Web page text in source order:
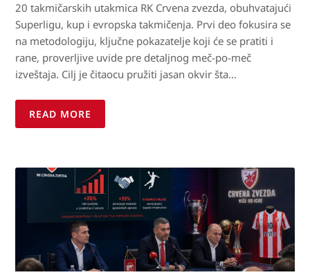
20 takmičarskih utakmica RK Crvena zvezda, obuhvatajući
Superligu, kup i evropska takmičenja. Prvi deo fokusira se
na metodologiju, ključne pokazatelje koji će se pratiti i
rane, proverljive uvide pre detaljnog meč-po-meč
izveštaja. Cilj je čitaocu pružiti jasan okvir šta…
READ MORE